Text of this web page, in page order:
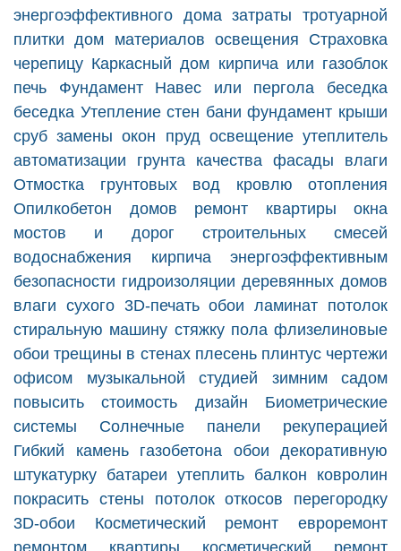
энергоэффективного дома затраты
тротуарной
плитки
дом материалов освещения
Страховка
черепицу Каркасный дом кирпича или газоблок
печь
Фундамент Навес или пергола
беседка
беседка Утепление стен бани фундамент крыши
сруб замены окон пруд освещение утеплитель
автоматизации
грунта качества фасады
влаги
Отмостка
грунтовых вод кровлю
отопления
Опилкобетон
домов ремонт квартиры
окна
мостов и дорог
строительных смесей
водоснабжения
кирпича
энергоэффективным
безопасности гидроизоляции деревянных домов
влаги сухого 3D-печать обои ламинат потолок
стиральную машину стяжку пола флизелиновые
обои трещины в стенах плесень плинтус чертежи
офисом
музыкальной студией
зимним садом
повысить стоимость
дизайн
Биометрические
системы
Солнечные панели
рекуперацией
Гибкий камень
газобетона обои
декоративную
штукатурку батареи утеплить балкон
ковролин
покрасить стены
потолок откосов
перегородку
3D-обои
Косметический ремонт
евроремонт
ремонтом квартиры
косметический ремонт